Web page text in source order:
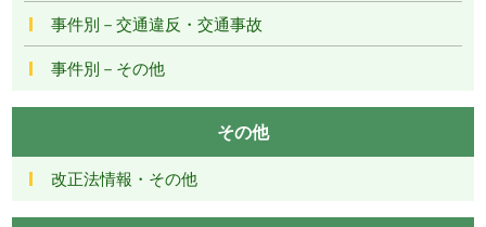
事件別－交通違反・交通事故
事件別－その他
その他
改正法情報・その他